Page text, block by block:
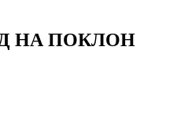
НА ПОКЛОН